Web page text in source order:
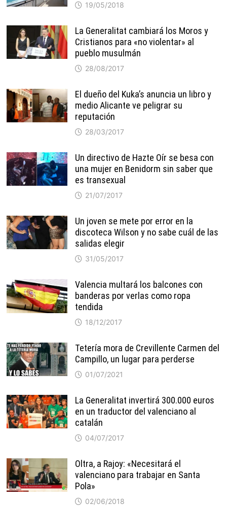
19/05/2018
La Generalitat cambiará los Moros y
Cristianos para «no violentar» al
pueblo musulmán
28/08/2017
El dueño del Kuka’s anuncia un libro y
medio Alicante ve peligrar su
reputación
28/03/2017
Un directivo de Hazte Oír se besa con
una mujer en Benidorm sin saber que
es transexual
21/07/2017
Un joven se mete por error en la
discoteca Wilson y no sabe cuál de las
salidas elegir
31/05/2017
Valencia multará los balcones con
banderas por verlas como ropa
tendida
18/12/2017
Tetería mora de Crevillente Carmen del
Campillo, un lugar para perderse
01/07/2021
La Generalitat invertirá 300.000 euros
en un traductor del valenciano al
catalán
04/07/2017
Oltra, a Rajoy: «Necesitará el
valenciano para trabajar en Santa
Pola»
02/06/2018